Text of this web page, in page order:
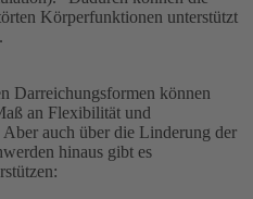
Körperfunktionen unterstützt
Darreichungsformen können
an Flexibilität und
auch über die Linderung der
hinaus gibt es